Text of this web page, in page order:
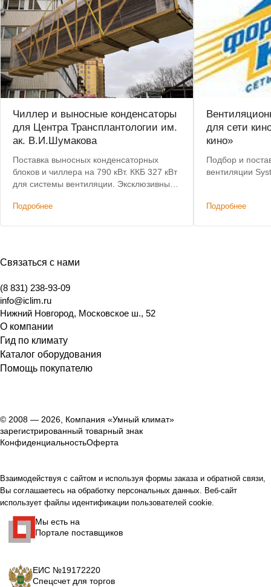
Чиллер и выносные конденсаторы
для Центра Трансплантологии им.
ак. В.И.Шумакова
Поставка выносных конденсаторных
блоков и чиллера на 790 кВт. ККБ 327 кВт
для системы вентиляции. Эксклюзивные
Подробнее
для сети
кино»
Подбор и
вентиляции
Подробнее
Связаться с нами
(8 831) 238-93-09
info@iclim.ru
Нижний Новгород, Московское ш., 52
О компании
Гид по климату
Каталог оборудования
Помощь покупателю
© 2008 — 2026, Компания «Умный климат»
зарегистрированный товарный знак
КонфиденциальностьОферта
Взаимодействуя с сайтом и используя формы заказа и обратной связи,
Вы соглашаетесь на обработку персональных данных. Веб-сайт
использует файлы идентификации пользователей cookie.
Мы есть на
Портале поставщиков
ЕИС №19172220
Спецсчет для торгов